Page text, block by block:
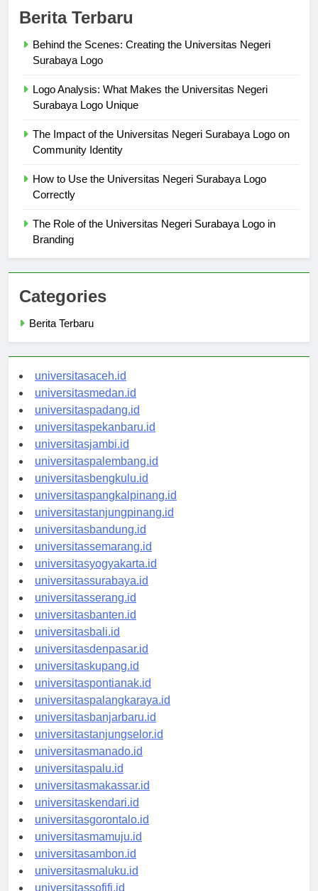
Behind the Scenes: Creating the Universitas Negeri
Logo Analysis: What Makes the Universitas Negeri
The Impact of the Universitas Negeri Surabaya Logo on
How to Use the Universitas Negeri Surabaya Logo
The Role of the Universitas Negeri Surabaya Logo in
Categories
universitasaceh.id
universitasmedan.id
universitaspadang.id
universitaspekanbaru.id
universitasjambi.id
universitaspalembang.id
universitasbengkulu.id
universitaspangkalpinang.id
universitastanjungpinang.id
universitasbandung.id
universitassemarang.id
universitasyogyakarta.id
universitassurabaya.id
universitasserang.id
universitasbanten.id
universitasbali.id
universitasdenpasar.id
universitaskupang.id
universitaspontianak.id
universitaspalangkaraya.id
universitasbanjarbaru.id
universitastanjungselor.id
universitasmanado.id
universitaspalu.id
universitasmakassar.id
universitaskendari.id
universitasgorontalo.id
universitasmamuju.id
universitasambon.id
universitasmaluku.id